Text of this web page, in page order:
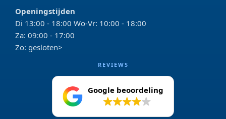
Openingstijden
Di 13:00 - 18:00 Wo-Vr: 10:00 - 18:00
Za: 09:00 - 17:00
Zo: gesloten>
REVIEWS
Google beoordeling